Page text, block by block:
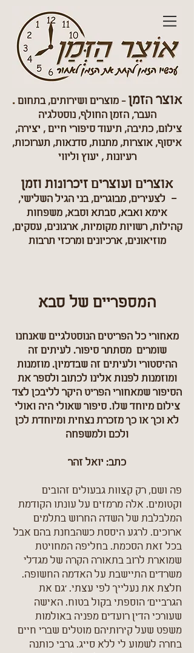
. אוצר הזמן - מוצרים ושירותים, בתחום
העבר, הזמן החולף, נוסטלגיה
צילום, כתיבה, תיעוד סיפורי חיים , יצירה,
איסוף, אוצרות, מתנות, סדנאות, תערוכות,
רעיונות , יעוץ וליווי
אוצרים ועוצרים זיכרונות וזמן
-
לצעירים, מבוגרים, בני הגיל השלישי,
אימא ואבא, סבתא וסבא, משפחות
קהילות, רשויות מקומיות, ארגונים, עסקים,
מוזיאונים, ארכיונים ומרכזי תרבות
המספריים של סבא
מאחורי כל הפריטים הנוסטלגיים שאנחנו
שומרים מסתתר סיפור. לעיתים זה
ההיסטורי ולעיתים זה שבדמיון. מוזמנות
ומוזמנות לפנות אלינו לכתוב ולספר את
הסיפור שמאחורי הפריט היקר לליבכן לצד
צילום מיוחד שלו. סיפור שאולי היה ואולי
לא וכך או כך מזכרת נצחית ומיוחדת לכן
ולכם ולמשפחה
כתב: יואל זהר
פה ושם, רק קצוות גבעולים זהובים
וקטומים. אלה מרמזים על עונתו הקודמת
המלבלבת של השדה החרוש בתלמים
ארוכים. לרגע היססת כשהבחנת בהם אבל
בכל זאת הסכמת. בחליפה המחויטת
שמוארת לרוב בתאורה הקרה של מגדלי
משרדים התיישבת על האדמה החשופה.
חלצת את נעלייך לפי עצתי. 'גם את
הגרביים' הוספתי בקול בטוח. האישה
שעורכי הדין רועדים מפניה באולמות
משפט שעל קירותיהם מוטלים שברי חיים
בחרה לשמוע לי ללא סייג. גרבי כותנה